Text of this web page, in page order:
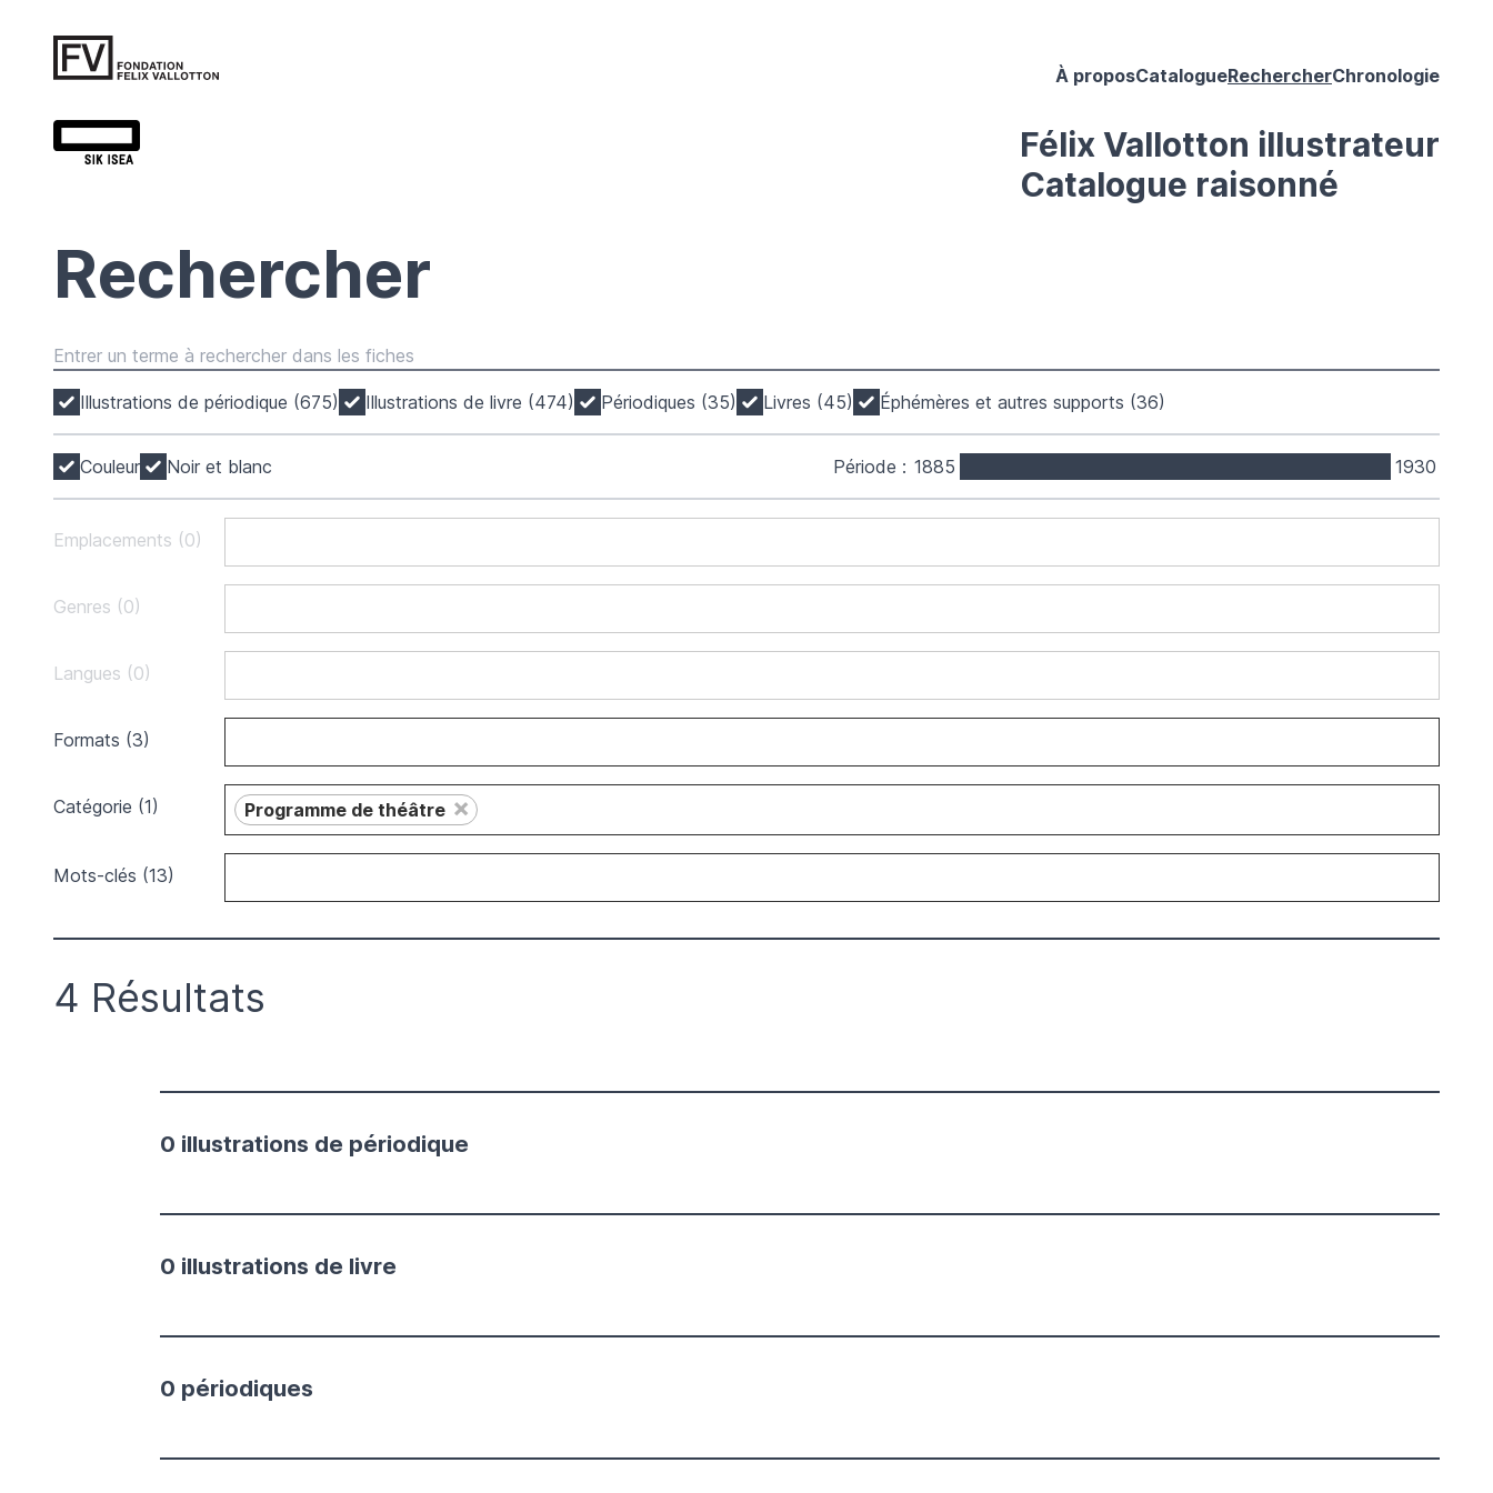
À proposCatalogueRechercherChronologie
Félix Vallotton illustrateur
Catalogue raisonné
Rechercher
Illustrations de périodique (675) Illustrations de livre (474) Périodiques (35) Livres (45) Éphémères et autres supports (36)
Couleur Noir et blanc Période : 1885 1930
Emplacements (0)
Genres (0)
Langues (0)
Formats (3)
Catégorie (1) Programme de théâtre ×
Mots-clés (13)
4 Résultats
0 illustrations de périodique
0 illustrations de livre
0 périodiques